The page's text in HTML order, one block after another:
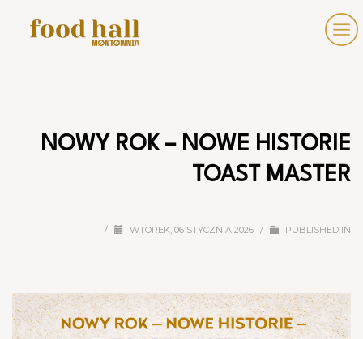
NOWY ROK – NOWE HISTORIE
TOAST MASTER
/ WTOREK, 06 STYCZNIA 2026 / PUBLISHED IN